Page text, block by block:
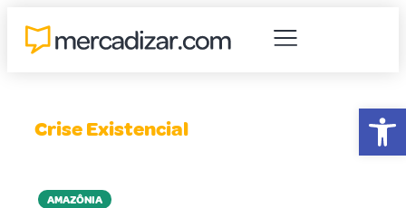
Crise Existencial
AMAZÔNIA